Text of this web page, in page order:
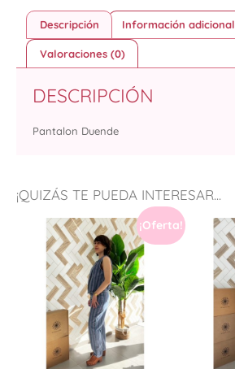
¡QUIZÁS TE PUEDA INTERESAR...
¡Oferta!
Descripción Información adicional
Valoraciones (0)
DESCRIPCIÓN
Pantalon Duende